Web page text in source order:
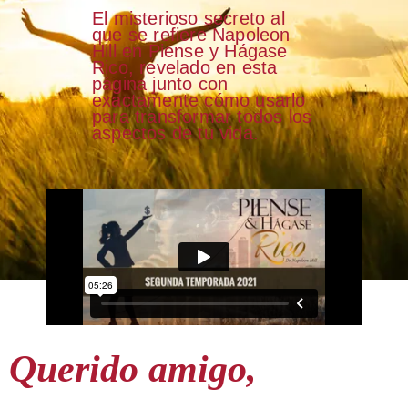
El misterioso secreto al
que se refiere Napoleon
Hill en Piense y Hágase
Rico, revelado en esta
página junto con
exactamente cómo usarlo
para transformar todos los
aspectos de tu vida.
Querido amigo,